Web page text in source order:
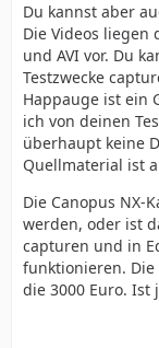
Du kannst aber
Die Videos liegen
und AVI vor. Du
Testzwecke
Happauge ist ein
ich von deinen
überhaupt keine
Quellmaterial ist
Die Canopus NX-
werden, oder ist
capturen und in
funktionieren.
die 3000 Euro. Ist